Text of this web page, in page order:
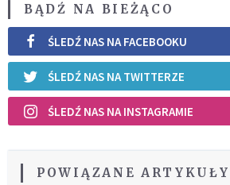
BĄDŹ NA BIEŻĄCO
ŚLEDŹ NAS NA FACEBOOKU
ŚLEDŹ NAS NA TWITTERZE
ŚLEDŹ NAS NA INSTAGRAMIE
POWIĄZANE ARTYKUŁY